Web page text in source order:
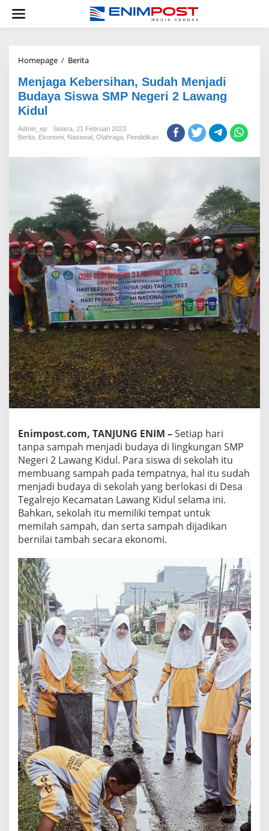
konten
Homepage / BeritaMenjaga
Sudah
Menjadi
Budaya
SMP
Negeri
Menjaga Kebersihan, Sudah Menjadi
Budaya Siswa SMP Negeri 2 Lawang
Kidul
Admin_ep
Selasa, 21 Februari 2023
Berita Ekonomi Nasional Olahraga Pendidikan
Enimpost.com, TANJUNG ENIM –Setiap hari
tanpa sampah menjadi budaya di lingkungan SMP
Negeri 2 Lawang Kidul. Para siswa di sekolah itu
membuang sampah pada tempatnya, hal itu sudah
menjadi budaya di sekolah yang berlokasi di Desa
Tegalrejo Kecamatan Lawang Kidul selama ini.
Bahkan, sekolah itu memiliki tempat untuk
memilah sampah, dan serta sampah dijadikan
bernilai tambah secara ekonomi.